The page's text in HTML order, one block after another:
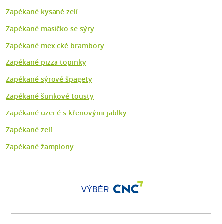
Zapékané kysané zelí
Zapékané masíčko se sýry
Zapékané mexické brambory
Zapékané pizza topinky
Zapékané sýrové špagety
Zapékané šunkové tousty
Zapékané uzené s křenovými jablky
Zapékané zelí
Zapékané žampiony
VÝBĚR